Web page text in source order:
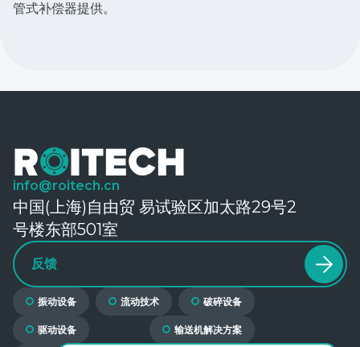
管式补偿器提供。
info@roitech.cn
中国(上海)自由贸 易试验区加太路29号2
号楼东部501室
反馈
振动设备 流动技术 破碎设备
驱动设备 输送机解决方案